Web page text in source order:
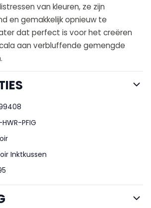
van kleuren, ze zijn
en gemakkelijk opnieuw te
dat perfect is voor het creëren
aan verbluffende gemengde
PFIG
Inktkussen